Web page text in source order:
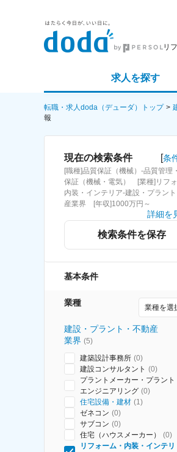
リ
求人を探す
詳細条件から探す
新着求人から探す
求人特集から探す
転職・求人doda（デューダ）トップ
報
現在の検索条件 [条
[職種]品質保証（機械）-品質管理
保証（機械・電気） [業種]リフォ
内装・インテリア-建設・プラン
産業界 [年収]1000万円～
詳細を
検索条件を保存
基本条件
業種 業種を選
建設・プラント・不動産
業界 (5)
建築設計事務所 (0)
建設コンサルタント (0)
プラントメーカー・プラント
エンジニアリング (0)
住宅設備・建材 (1)
ゼネコン (0)
サブコン (0)
住宅（ハウスメーカー）
(0)
リフォーム・内装・インテリ